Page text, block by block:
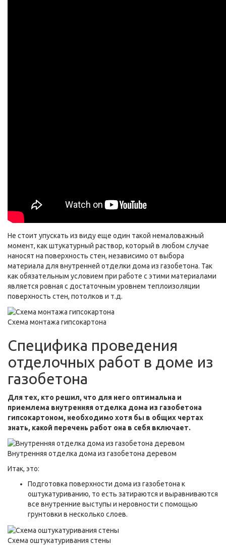
Не стоит упускать из виду еще один такой немаловажный
момент, как штукатурный раствор, который в любом случае
наносят на поверхность стен, независимо от выбора
материала для внутренней отделки дома из газобетона. Так
как обязательным условием при работе с этими материалами
является ровная с достаточным уровнем теплоизоляции
поверхность стен, потолков и т.д.
Схема монтажа гипсокартона
Специфика проведения
отделочных работ в доме из
газобетона
Для тех, кто решил, что для него оптимальна и
приемлема внутренняя отделка дома из газобетона
гипсокартоном, необходимо хотя бы в общих чертах
знать, какой перечень работ она в себя включает.
Внутренняя отделка дома из газобетона деревом
Итак, это:
Подготовка поверхности дома из газобетона к
оштукатуриванию, то есть затираются и выравниваются
все внутренние выступы и неровности с помощью
грунтовки в несколько слоев.
Схема оштукатуривания стены